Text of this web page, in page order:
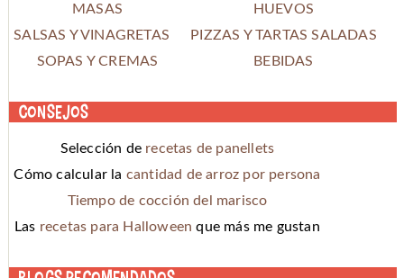
MASAS
HUEVOS
SALSAS Y VINAGRETAS
PIZZAS Y TARTAS SALADAS
SOPAS Y CREMAS
BEBIDAS
Consejos
Selección de recetas de panellets
Cómo calcular la cantidad de arroz por persona
Tiempo de cocción del marisco
Las recetas para Halloween que más me gustan